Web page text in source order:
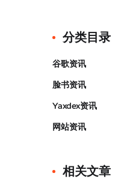
分类目录
谷歌资讯
脸书资讯
Yaxdex资讯
网站资讯
相关文章